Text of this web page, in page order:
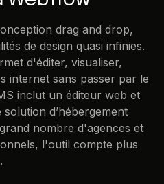
drag and drop,
de design quasi infinies.
d'éditer, visualiser,
internet sans passer par le
inclut un éditeur web et
d’hébergement
nombre d'agences et
l'outil compte plus